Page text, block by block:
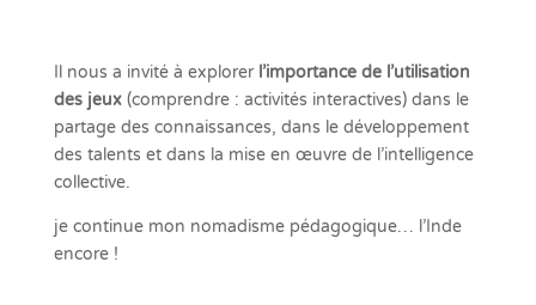
Il nous a invité à explorer l’importance de l’utilisation
des jeux(comprendre : activités interactives) dans le
partage des connaissances, dans le développement
des talents et dans la mise en œuvre de l’intelligence
collective.
je continue mon nomadisme pédagogique… l’Inde
encore !